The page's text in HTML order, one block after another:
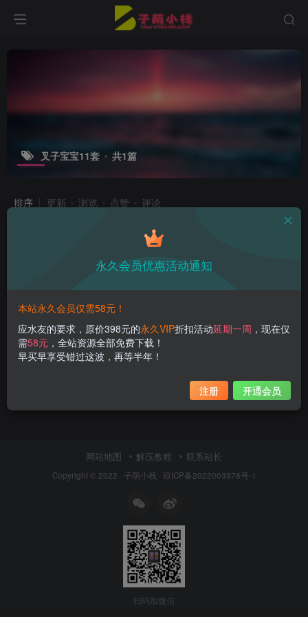
叉子宝宝11套 共1篇
排序 更新 浏览 点赞 评论
叉子宝宝最新全套图片集打包 吉他妹
妹清纯可爱
付费资源 ￥12.9 精选合集
网站地图 解压教程 联系站长
Copyright © 2022 · 子萌小栈 · 琼ICP备2022003978号-1
扫码加微信
永久会员优惠活动通知
本站永久会员仅需58元！
应水友的要求，原价398元的永久VIP折扣活动延期一周 ，现在仅
需58元 ，全站资源全部免费下载！
早买早享受错过这波，再等半年！
注册 开通会员